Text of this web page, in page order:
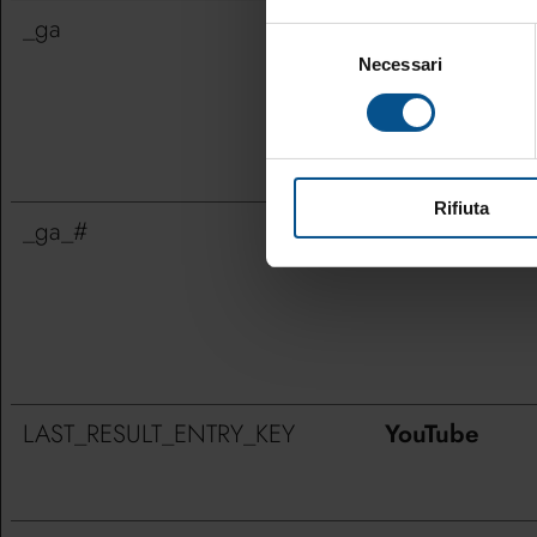
Necessari
Rifiuta
_ga Google
_ga_# Google
LAST_RESULT_ENTRY_KEY YouTube